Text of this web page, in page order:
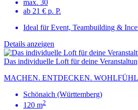
max. 30
ab 21 € p. P.
Ideal für Event, Teambuilding &
Details anzeigen
Das individuelle Loft für deine
MACHEN. ENTDECKEN.
Schönaich (Württemberg)
120 m2